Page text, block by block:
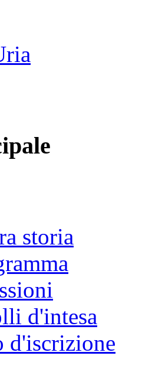
storia
d'intesa
d'iscrizione